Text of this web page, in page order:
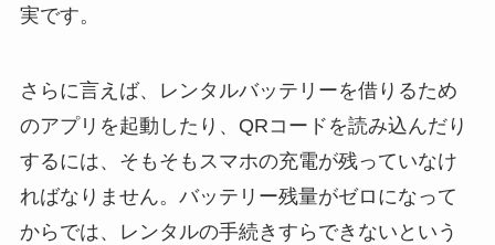
実です。
さらに言えば、レンタルバッテリーを借りるため
のアプリを起動したり、QRコードを読み込んだり
するには、そもそもスマホの充電が残っていなけ
ればなりません。バッテリー残量がゼロになって
からでは、レンタルの手続きすらできないという